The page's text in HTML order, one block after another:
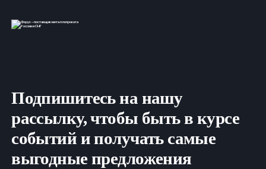
Подпишитесь на нашу
рассылку, чтобы быть в курсе
событий и получать самые
выгодные предложения